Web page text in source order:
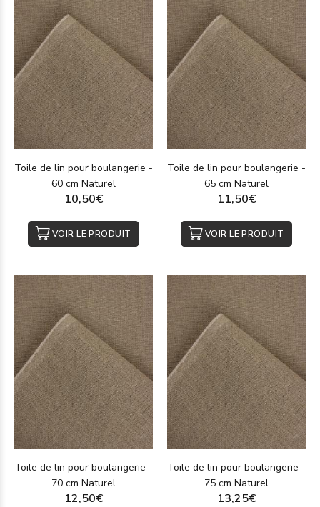
Toile de lin pour boulangerie -
60 cm Naturel
10,50€
VOIR LE PRODUIT
Toile de lin pour boulangerie -
65 cm Naturel
11,50€
VOIR LE PRODUIT
Toile de lin pour boulangerie -
70 cm Naturel
12,50€
Toile de lin pour boulangerie -
75 cm Naturel
13,25€